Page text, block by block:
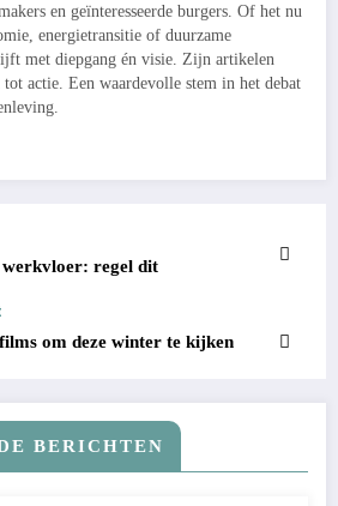
en geïnteresseerde burgers. Of het nu
energietransitie of duurzame
met diepgang én visie. Zijn artikelen
tot actie. Een waardevolle stem in het debat
regel dit
om deze winter te kijken
BERICHTEN